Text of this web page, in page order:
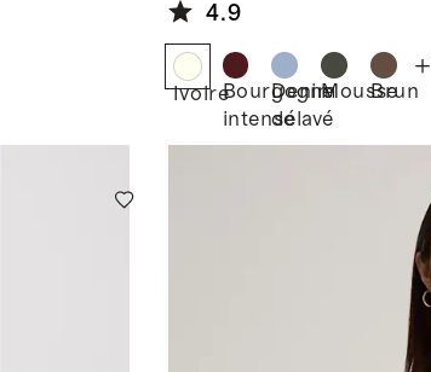
4.9
IvoireBourgogne
intense
Denim
délavé
Mousse
Brun
+